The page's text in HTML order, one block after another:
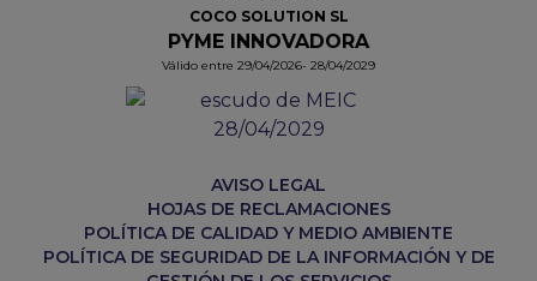
COCO SOLUTION SL
PYME INNOVADORA
Válido entre 29/04/2026- 28/04/2029
AVISO LEGAL
HOJAS DE RECLAMACIONES
POLÍTICA DE CALIDAD Y MEDIO AMBIENTE
POLÍTICA DE SEGURIDAD DE LA INFORMACIÓN Y DE